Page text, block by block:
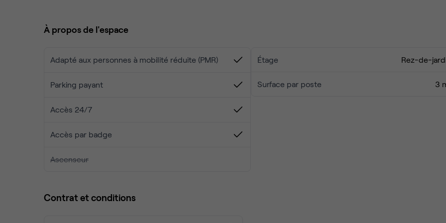
Espace de Coworking à taille humaine et Dog-friendly !
À propos de l'espace
Adapté aux personnes à mobilité réduite (PMR)
Parking payant
Accès 24/7
Accès par badge
Ascenseur
Étage Rez-de-
Surface par poste 3
Contrat et conditions